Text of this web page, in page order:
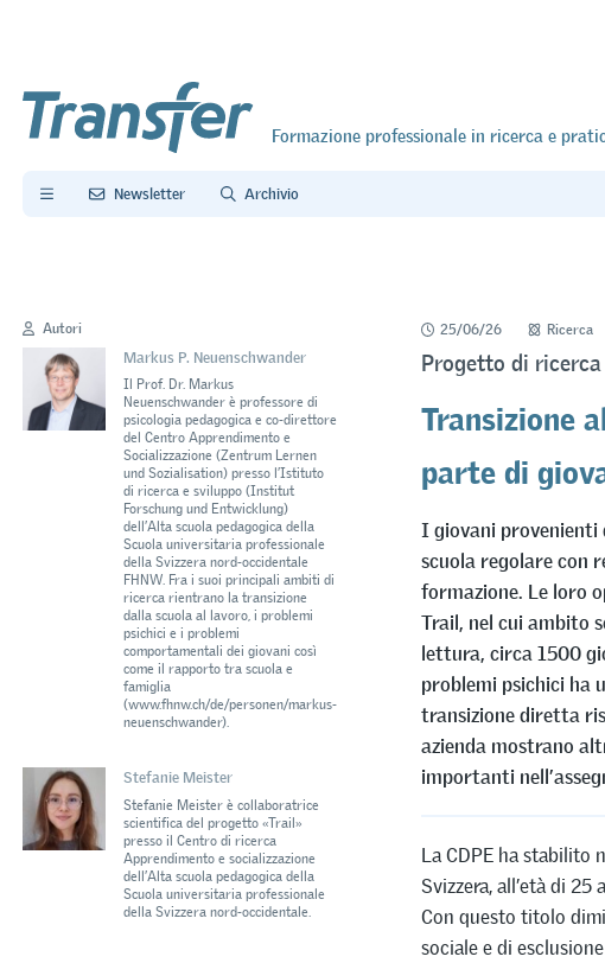
Formazione professionale in ricerca e
Newsletter Archivio
Autori
Markus P. Neuenschwander
Il Prof. Dr. Markus
Neuenschwander è professore di
psicologia pedagogica e co-direttore
del Centro Apprendimento e
Socializzazione (Zentrum Lernen
und Sozialisation) presso l’Istituto
di ricerca e sviluppo (Institut
Forschung und Entwicklung)
dell’Alta scuola pedagogica della
Scuola universitaria professionale
della Svizzera nord-occidentale
FHNW. Fra i suoi principali ambiti di
ricerca rientrano la transizione
dalla scuola al lavoro, i problemi
psichici e i problemi
comportamentali dei giovani così
come il rapporto tra scuola e
famiglia
(www.fhnw.ch/de/personen/markus-
neuenschwander).
Stefanie Meister
Stefanie Meister è collaboratrice
scientifica del progetto «Trail»
presso il Centro di ricerca
Apprendimento e socializzazione
dell’Alta scuola pedagogica della
Scuola universitaria professionale
della Svizzera nord-occidentale.
25/06/26 Ricerca
Progetto di
Transizione
parte di
I giovani provenienti
scuola regolare con
formazione. Le loro
Trail, nel cui ambito
lettura, circa 1500
problemi psichici ha
transizione diretta
azienda mostrano
importanti
La CDPE ha stabilito
Svizzera, all’età di
Con questo titolo
sociale e di